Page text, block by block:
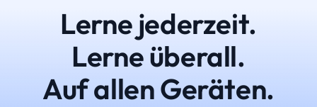
Lerne jederzeit.
Lerne überall.
Auf allen Geräten.